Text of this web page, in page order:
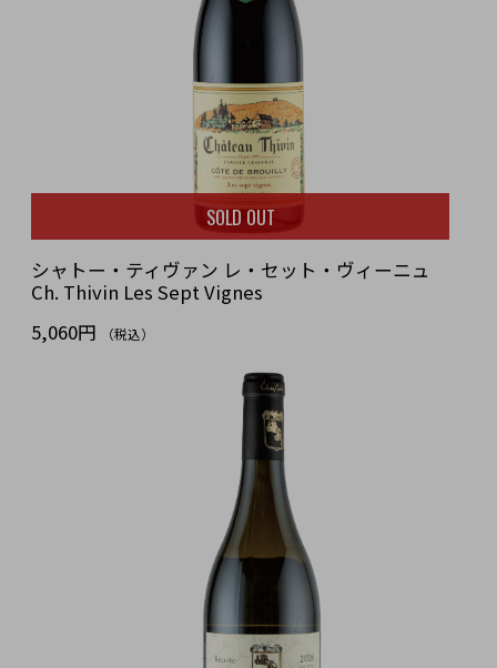
SOLD OUT
シャトー・ティヴァン レ・セット・ヴィーニュ
Ch. Thivin Les Sept Vignes
5,060円
（税込）